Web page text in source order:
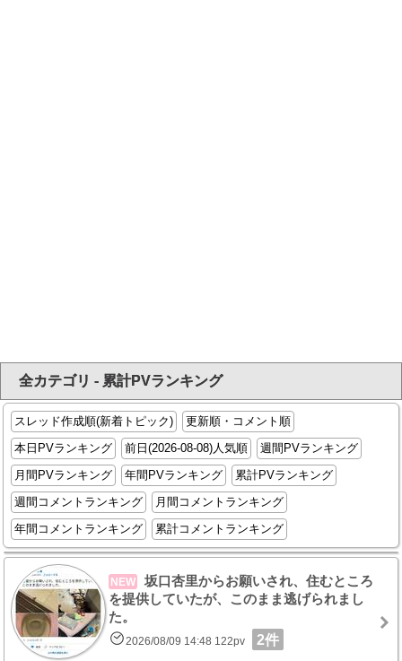
全カテゴリ - 累計PVランキング
スレッド作成順(新着トピック)
更新順・コメント順
本日PVランキング
前日(2026-08-08)人気順
週間PVランキング
月間PVランキング
年間PVランキング
累計PVランキング
週間コメントランキング
月間コメントランキング
年間コメントランキング
累計コメントランキング
NEW
坂口杏里からお願いされ、住むところ
を提供していたが、このまま逃げられまし
た。
2026/08/09 14:48 122pv 2件